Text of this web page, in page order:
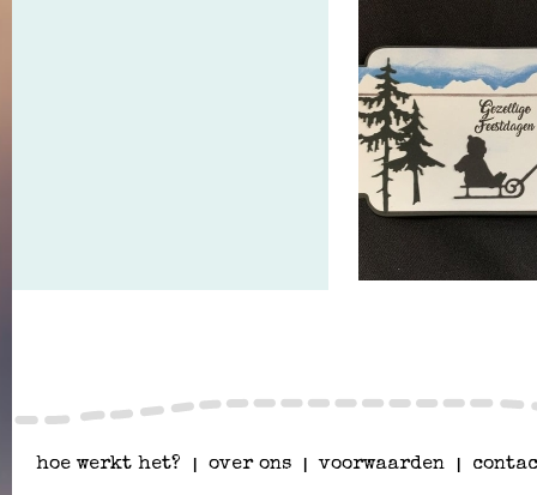
hoe werkt het? over ons voorwaarden